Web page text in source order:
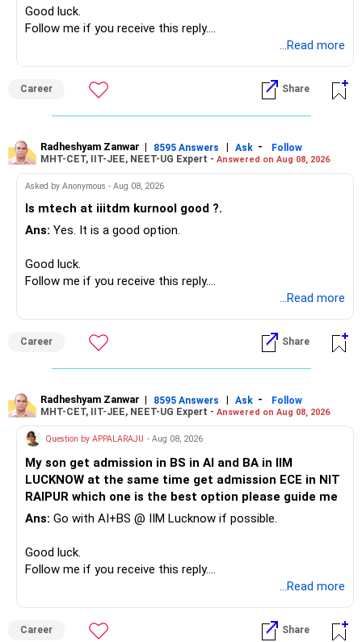
» Your Retirement Requirement
Since you are already retired, your investments should now
I would not put the entire Rs.1 crore FD into equity.
– Safe fixed-income investments for near-term expenses.
– Adequate bank liquidity for emergencies.
– A separate education corpus for your child.
» Childs Education
Therefore, this is your immediate financial priority.
Keep the education requirement separately identified.
If a large amount is required for higher education, plan this
» ULIP Policies
You have a large ULIP with Rs.15 lakh annual premium.
Good luck.
Follow me if you receive this reply.
...Read more
Career Share
Radheshyam Zanwar | 8595 Answers | Ask -
Follow
MHT-CET, IIT-JEE, NEET-UG Expert - Answered on Aug 08, 2026
Asked by Anonymous - Aug 08, 2026
Is mtech at iiitdm kurnool good ?.
Ans: Yes. It is a good option.
Good luck.
Follow me if you receive this reply.
...Read more
Career Share
Radheshyam Zanwar | 8595 Answers | Ask -
Follow
MHT-CET, IIT-JEE, NEET-UG Expert - Answered on Aug 08, 2026
Question by APPALARAJU - Aug 08, 2026
My son get admission in BS in AI and BA in IIM
LUCKNOW at the same time get admission ECE in NIT
RAIPUR which one is the best option please guide me
Ans: Go with AI+BS @ IIM Lucknow if possible.
Good luck.
Follow me if you receive this reply.
...Read more
Career Share